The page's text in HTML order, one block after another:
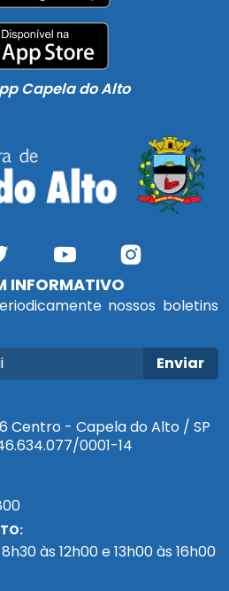
Capela do Alto
INFORMATIVO
nossos boletins
Enviar
Centro - Capela do Alto / SP
0001-14
às 12h00 e 13h00 às 16h00